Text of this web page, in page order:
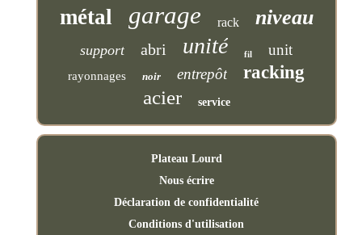
métal garage rack niveau
support abri unité fil unit
rayonnages noir entrepôt racking
acier service
Plateau Lourd
Nous écrire
Déclaration de confidentialité
Conditions d'utilisation